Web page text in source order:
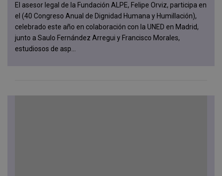
El asesor legal de la Fundación ALPE, Felipe Orviz, participa en
el (40 Congreso Anual de Dignidad Humana y Humillación),
celebrado este año en colaboración con la UNED en Madrid,
junto a Saulo Fernández Arregui y Francisco Morales,
estudiosos de asp...